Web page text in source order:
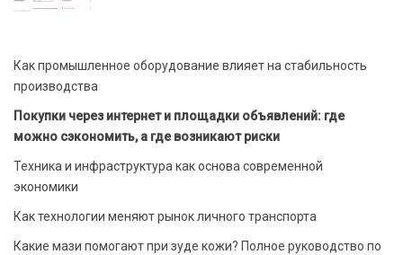
Как промышленное оборудование влияет на стабильность
производства
Покупки через интернет и площадки объявлений: где
можно сэкономить, а где возникают риски
Техника и инфраструктура как основа современной
экономики
Как технологии меняют рынок личного транспорта
Какие мази помогают при зуде кожи? Полное руководство по